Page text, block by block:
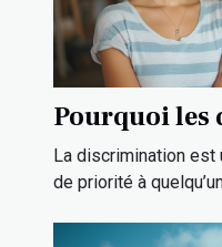
Pourquoi
La discrimination est
de priorité à